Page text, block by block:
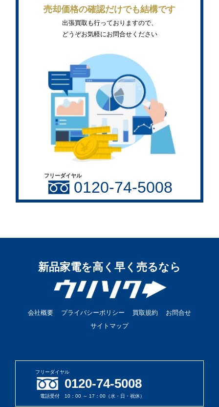
売却価格の確認だけでも結構です
出張買取も行っておりますので、
どうぞお気軽にお問合せください
フリーダイヤル
0120-74-5008
新品家電を高く早く売るなら
会社概要 プライバシーポリシー 買取規約
お問合せ
サイトマップ
フリーダイヤル
0120-74-5008
電話受付 10：00 ～ 17：00（水・日・祝休）